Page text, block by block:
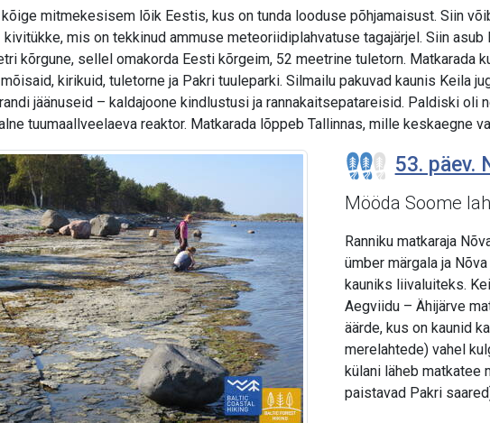
kõige mitmekesisem lõik Eestis, kus on tunda looduse põhjamaisust. Siin
mis on tekkinud ammuse meteoriidiplahvatuse tagajärjel. Siin
kõrgune, sellel omakorda Eesti kõrgeim, 52 meetrine tuletorn. Matkarada
kirikuid, tuletorne ja Pakri tuuleparki. Silmailu pakuvad kaunis Keila
jäänuseid – kaldajoone kindlustusi ja rannakaitsepatareisid. Paldiski
tuumaallveelaeva reaktor. Matkarada lõppeb Tallinnas, mille keskaegne
53. päev.
Mööda Soome
Ranniku matkaraja
ümber märgala ja
kauniks liivaluiteks.
Aegviidu – Ähijärve
äärde, kus on kaunid
merelahtede) vahel
külani läheb matkatee
paistavad Pakri